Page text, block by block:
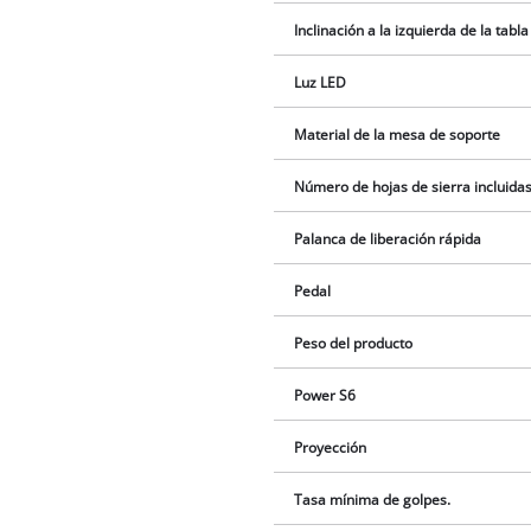
Inclinación a la izquierda de la tabla
Luz LED
Material de la mesa de soporte
Número de hojas de sierra
Palanca de liberación rápida
Pedal
Peso del producto
Power S6
Proyección
Tasa mínima de golpes.